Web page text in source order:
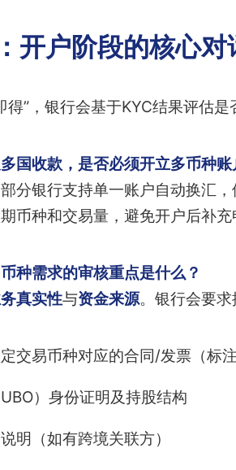
开户阶段的核心对
得”，银行会基于KYC结果评估
国收款，是否必须开立多币种账
分银行支持单一账户自动换汇
币种和交易量，避免开户后补充
种需求的审核重点是什么？
真实性与资金来源。银行会要求
交易币种对应的合同/发票（标注
）身份证明及持股结构
明（如有跨境关联方）